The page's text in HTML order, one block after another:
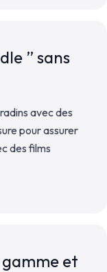
” sans
avec des
pour assurer
des films
et